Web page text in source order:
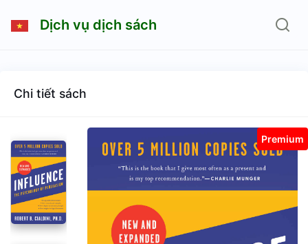
Dịch vụ dịch sách
Chi tiết sách
Premium